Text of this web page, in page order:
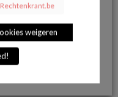
op de hoogte
weigeren